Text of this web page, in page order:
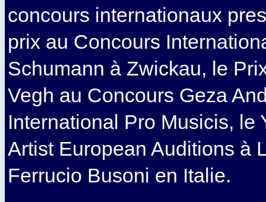
concours internationaux
prix au Concours
Schumann à Zwickau, le
Vegh au Concours Geza
International Pro Musicis, le
Artist European Auditions à
Ferrucio Busoni en Italie.